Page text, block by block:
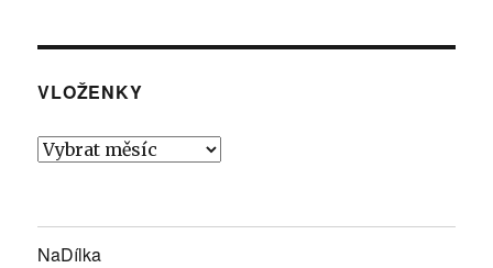
VLOŽENKY
Vloženky
NaDílka